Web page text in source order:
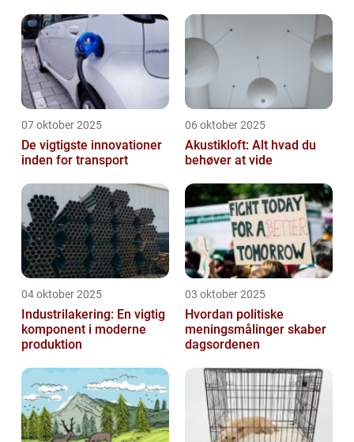
07 oktober 2025
De vigtigste innovationer
inden for transport
06 oktober 2025
Akustikloft: Alt hvad du
behøver at vide
04 oktober 2025
Industrilakering: En vigtig
komponent i moderne
produktion
03 oktober 2025
Hvordan politiske
meningsmålinger skaber
dagsordenen